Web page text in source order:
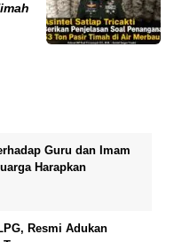
Guru dan Imam
Harapkan
Resmi Adukan